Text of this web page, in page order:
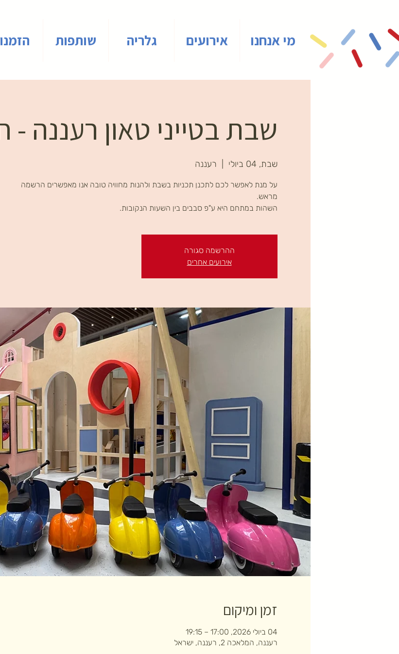
מי אנחנו אירועים גלריה שותפות
שבת בטייני טאון רעננה -
שבת, 04 ביולי רעננה
על מנת לאפשר לכם לתכנן תכניות בשבת ולהנות מחוויה טובה אנו מאפשרים הרשמה
השהות במתחם היא ע"פ סבבים בין השעות הנקובות.
ההרשמה סגורה
אירועים אחרים
זמן ומיקום
04 ביולי 2026, 17:00 – 19:15
רעננה, המלאכה 2, רעננה, ישראל